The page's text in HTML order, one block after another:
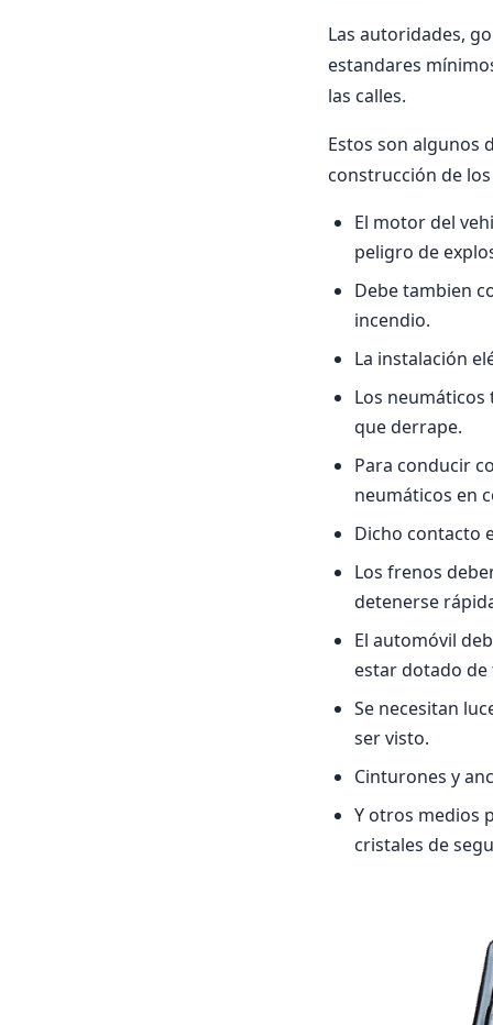
Las autoridades,
estandares
las calles.
Estos son algunos
construcción de
El motor del
peligro de
Debe tambien
incendio.
La instalación
Los
que derrape.
Para conducir
neumáticos en
Dicho contacto
Los frenos
detenerse
El automóvil
estar dotado de
Se necesitan
ser visto.
Cinturones y
Y otros medios
cristales de